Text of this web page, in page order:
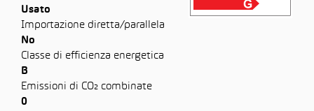
Usato
Importazione diretta/parallela
No
Classe di efficienza energetica
B
Emissioni di CO₂ combinate
0